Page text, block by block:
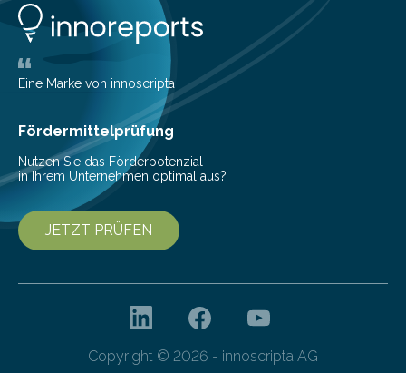
Eine Marke von innoscripta
Fördermittelprüfung
Nutzen Sie das Förderpotenzial
in Ihrem Unternehmen optimal aus?
JETZT PRÜFEN
Copyright © 2026 - innoscripta AG